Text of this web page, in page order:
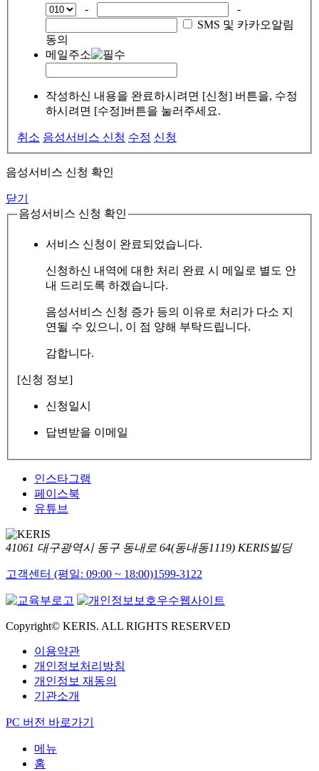
-
-
SMS 및 카카오알림
동의
메일주소
작성하신 내용을 완료하시려면 [신청] 버튼을, 수정
하시려면 [수정]버튼을 눌러주세요.
취소 음성서비스 신청 수정 신청
음성서비스 신청 확인
닫기
음성서비스 신청 확인
서비스 신청이 완료되었습니다.
신청하신 내역에 대한 처리 완료 시 메일로 별도 안
내 드리도록 하겠습니다.
음성서비스 신청 증가 등의 이유로 처리가 다소 지
연될 수 있으니, 이 점 양해 부탁드립니다.
감합니다.
[신청 정보]
신청일시
답변받을 이메일
인스타그램
페이스북
유튜브
41061 대구광역시 동구 동내로 64(동내동1119) KERIS빌딩
고객센터 (평일: 09:00 ~ 18:00)1599-3122
Copyright© KERIS. ALL RIGHTS RESERVED
이용약관
개인정보처리방침
개인정보 재동의
기관소개
PC 버전 바로가기
메뉴
홈